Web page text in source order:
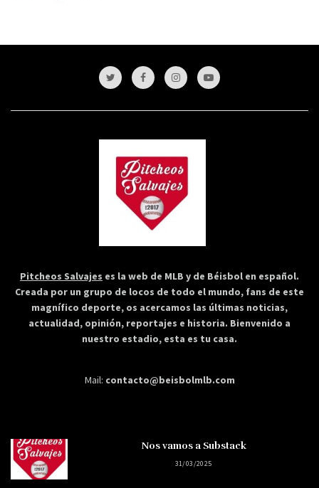
Pitcheos Salvajes es la web de MLB y de Béisbol en español.
Creada por un grupo de locos de todo el mundo, fans de este
magnífico deporte, os acercamos las últimas noticias,
actualidad, opinión, reportajes e historia. Bienvenido a
nuestro estadio, esta es tu casa.
Mail: contacto@beisbolmlb.com
Nos vamos a Substack
31/03/2025